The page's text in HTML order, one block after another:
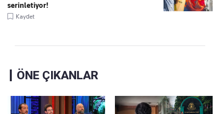
serinletiyor!
Kaydet
ÖNE ÇIKANLAR